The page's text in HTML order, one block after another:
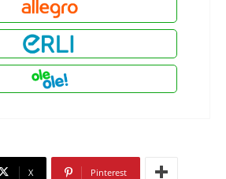
X Pinterest